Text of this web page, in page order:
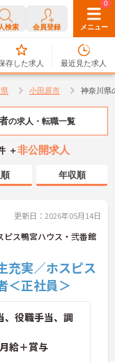
検索 会員登録 メニュー
0
存した求人
0
最近見た求人
小田原市 神奈川県
の求人・転職一覧
＋非公開求人
年収順
更新日：2026年05月14日
ピス鴨宮ハウス・弐番館
充実／ホスピス
＜正社員＞
役職手当、調
給＋賞与